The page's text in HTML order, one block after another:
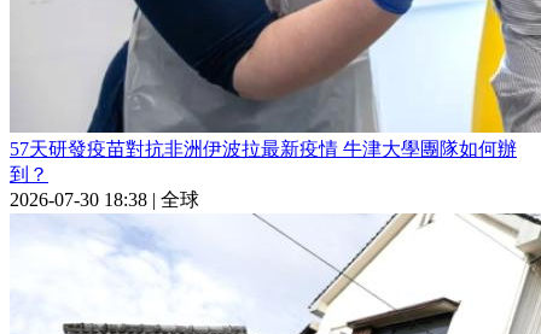
57天研發疫苗對抗非洲伊波拉最新疫情 牛津大學團隊如何辦
到？
2026-07-30 18:38 | 全球